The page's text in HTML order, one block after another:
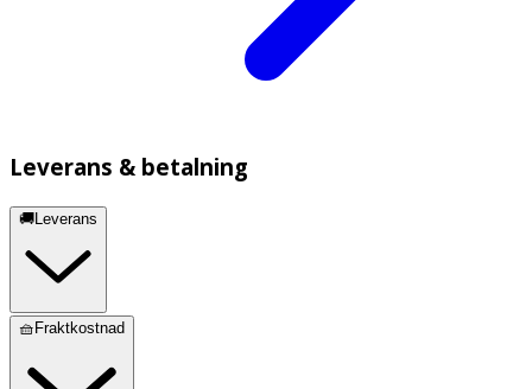
Leverans & betalning
🚚Leverans
🧺Fraktkostnad